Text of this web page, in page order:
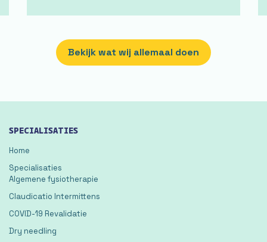
Bekijk wat wij allemaal doen
SPECIALISATIES
Home
Specialisaties
Algemene fysiotherapie
Claudicatio Intermittens
COVID-19 Revalidatie
Dry needling